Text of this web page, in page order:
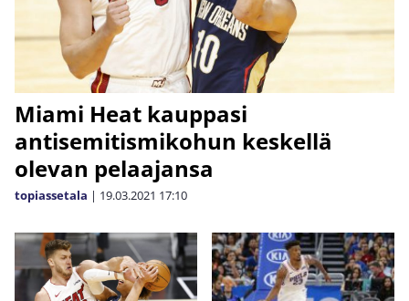
Miami Heat kauppasi
antisemitismikohun keskellä
olevan pelaajansa
topiassetala | 19.03.2021 17:10